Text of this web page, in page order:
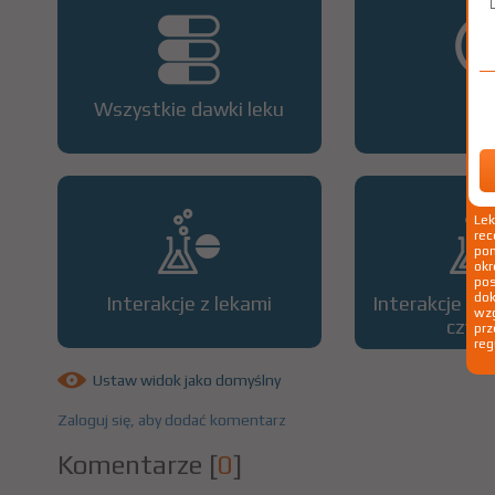
Wszystkie dawki leku
Interakcje z lekami
Interakcje z
Ustaw widok jako domyślny
Zaloguj się, aby dodać komentarz
Komentarze [0]